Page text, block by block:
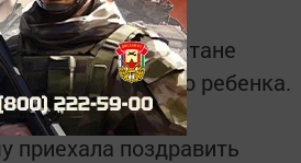
В Татарстане
первого ребенка.
поздравить